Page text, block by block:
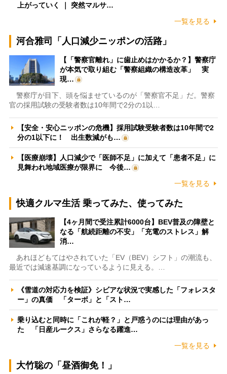
上がっていく ｜ 突然マルサ…
一覧を見る
河合雅司「人口減少ニッポンの活路」
【「警察官離れ」に歯止めはかかるか？】警察庁
が本気で取り組む「警察組織の構造改革」 実
現…
警察庁が目下、頭を悩ませているのが「警察官不足」だ。警察
官の採用試験の受験者数は10年間で2分の1以…
【安全・安心ニッポンの危機】採用試験受験者数は10年間で2
分の1以下に！ 出生数減がも…
【医療崩壊】人口減少で「医師不足」に加えて「患者不足」に
見舞われ地域医療が限界に 今後…
一覧を見る
快適クルマ生活 乗ってみた、使ってみた
【4ヶ月間で受注累計6000台】BEV普及の障壁と
なる「航続距離の不安」「充電のストレス」解
消…
あれほどもてはやされていた「EV（BEV）シフト」の潮流も、
最近では減速基調になっているように見える。…
《雪道の対応力を検証》シビアな状況で実感した「フォレスタ
ー」の真価 「ターボ」と「スト…
乗り込むと同時に「これが軽？」と戸惑うのには理由があっ
た 「日産ルークス」さらなる躍進…
一覧を見る
大竹聡の「昼酒御免！」